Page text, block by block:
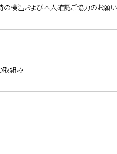
の検温および本人確認ご協力のお願い
取組み